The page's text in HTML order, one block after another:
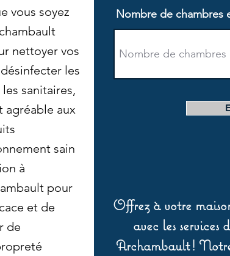
vous soyez
nettoyer vos
les
sanitaires,
agréable aux
sain
à
pour
et de
de
Nombre de chambres
Offrez à votre
avec les services
Archambault !